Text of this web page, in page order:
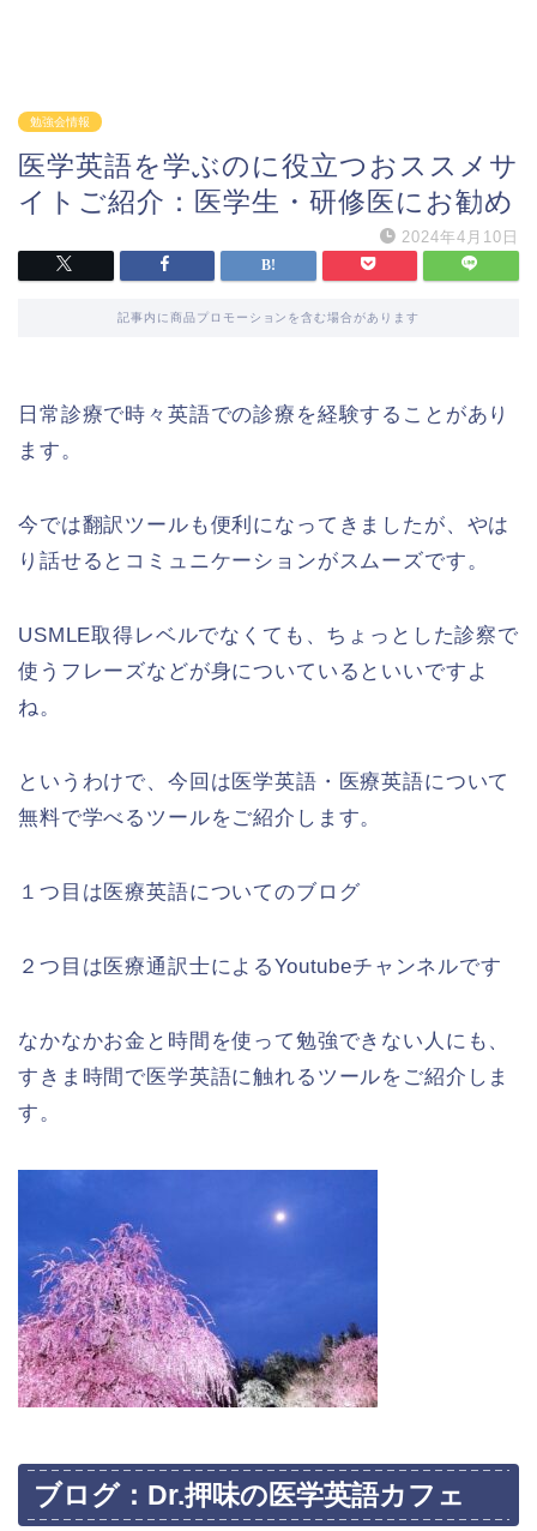
勉強会情報
医学英語を学ぶのに役立つおススメサ
イトご紹介：医学生・研修医にお勧め
2024年4月10日
記事内に商品プロモーションを含む場合があります
日常診療で時々英語での診療を経験することがあり
ます。
今では翻訳ツールも便利になってきましたが、やは
り話せるとコミュニケーションがスムーズです。
USMLE取得レベルでなくても、ちょっとした診察で
使うフレーズなどが身についているといいですよ
ね。
というわけで、今回は医学英語・医療英語について
無料で学べるツールをご紹介します。
１つ目は医療英語についてのブログ
２つ目は医療通訳士によるYoutubeチャンネルです
なかなかお金と時間を使って勉強できない人にも、
すきま時間で医学英語に触れるツールをご紹介しま
す。
ブログ：Dr.押味の医学英語カフェ